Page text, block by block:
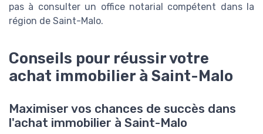
pas à consulter un office notarial compétent dans la
région de Saint-Malo.
Conseils pour réussir votre
achat immobilier à Saint-Malo
Maximiser vos chances de succès dans
l'achat immobilier à Saint-Malo